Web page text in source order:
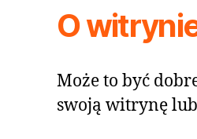
O
Może to być
swoją witrynę